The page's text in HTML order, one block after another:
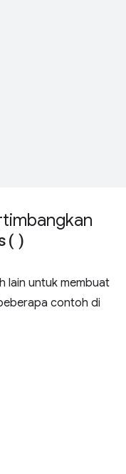
)
lain untuk membuat
contoh di